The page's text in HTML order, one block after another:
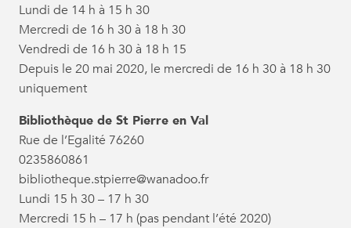
Lundi de 14 h à 15 h 30
Mercredi de 16 h 30 à 18 h 30
Vendredi de 16 h 30 à 18 h 15
Depuis le 20 mai 2020, le mercredi de 16 h 30 à 18 h 30
uniquement
Bibliothèque de St Pierre en Val
Rue de l’Egalité 76260
0235860861
bibliotheque.stpierre@wanadoo.fr
Lundi 15 h 30 – 17 h 30
Mercredi 15 h – 17 h (pas pendant l’été 2020)